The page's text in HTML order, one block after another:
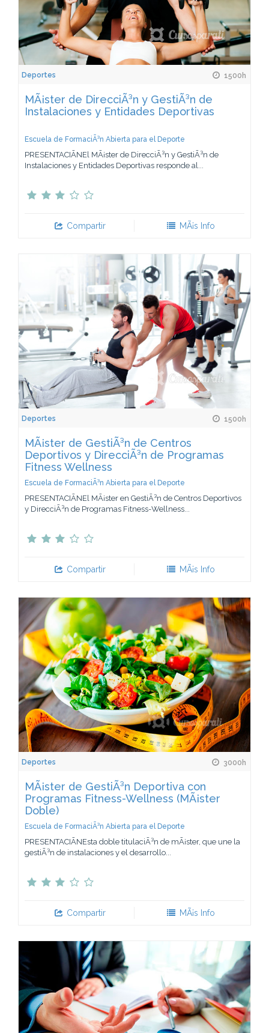
Deportes 1500h
MÃ¡ster de DirecciÃ³n y GestiÃ³n de
Instalaciones y Entidades Deportivas
Escuela de FormaciÃ³n Abierta para el Deporte
PRESENTACIÃNEl MÃ¡ster de DirecciÃ³n y GestiÃ³n de
Instalaciones y Entidades Deportivas responde al...
Compartir MÃ¡s Info
Deportes 1500h
MÃ¡ster de GestiÃ³n de Centros
Deportivos y DirecciÃ³n de Programas
Fitness Wellness
Escuela de FormaciÃ³n Abierta para el Deporte
PRESENTACIÃNEl MÃ¡ster en GestiÃ³n de Centros Deportivos
y DirecciÃ³n de Programas Fitness-Wellness...
Compartir MÃ¡s Info
Deportes 3000h
MÃ¡ster de GestiÃ³n Deportiva con
Programas Fitness-Wellness (MÃ¡ster
Doble)
Escuela de FormaciÃ³n Abierta para el Deporte
PRESENTACIÃNEsta doble titulaciÃ³n de mÃ¡ster, que une la
gestiÃ³n de instalaciones y el desarrollo...
Compartir MÃ¡s Info